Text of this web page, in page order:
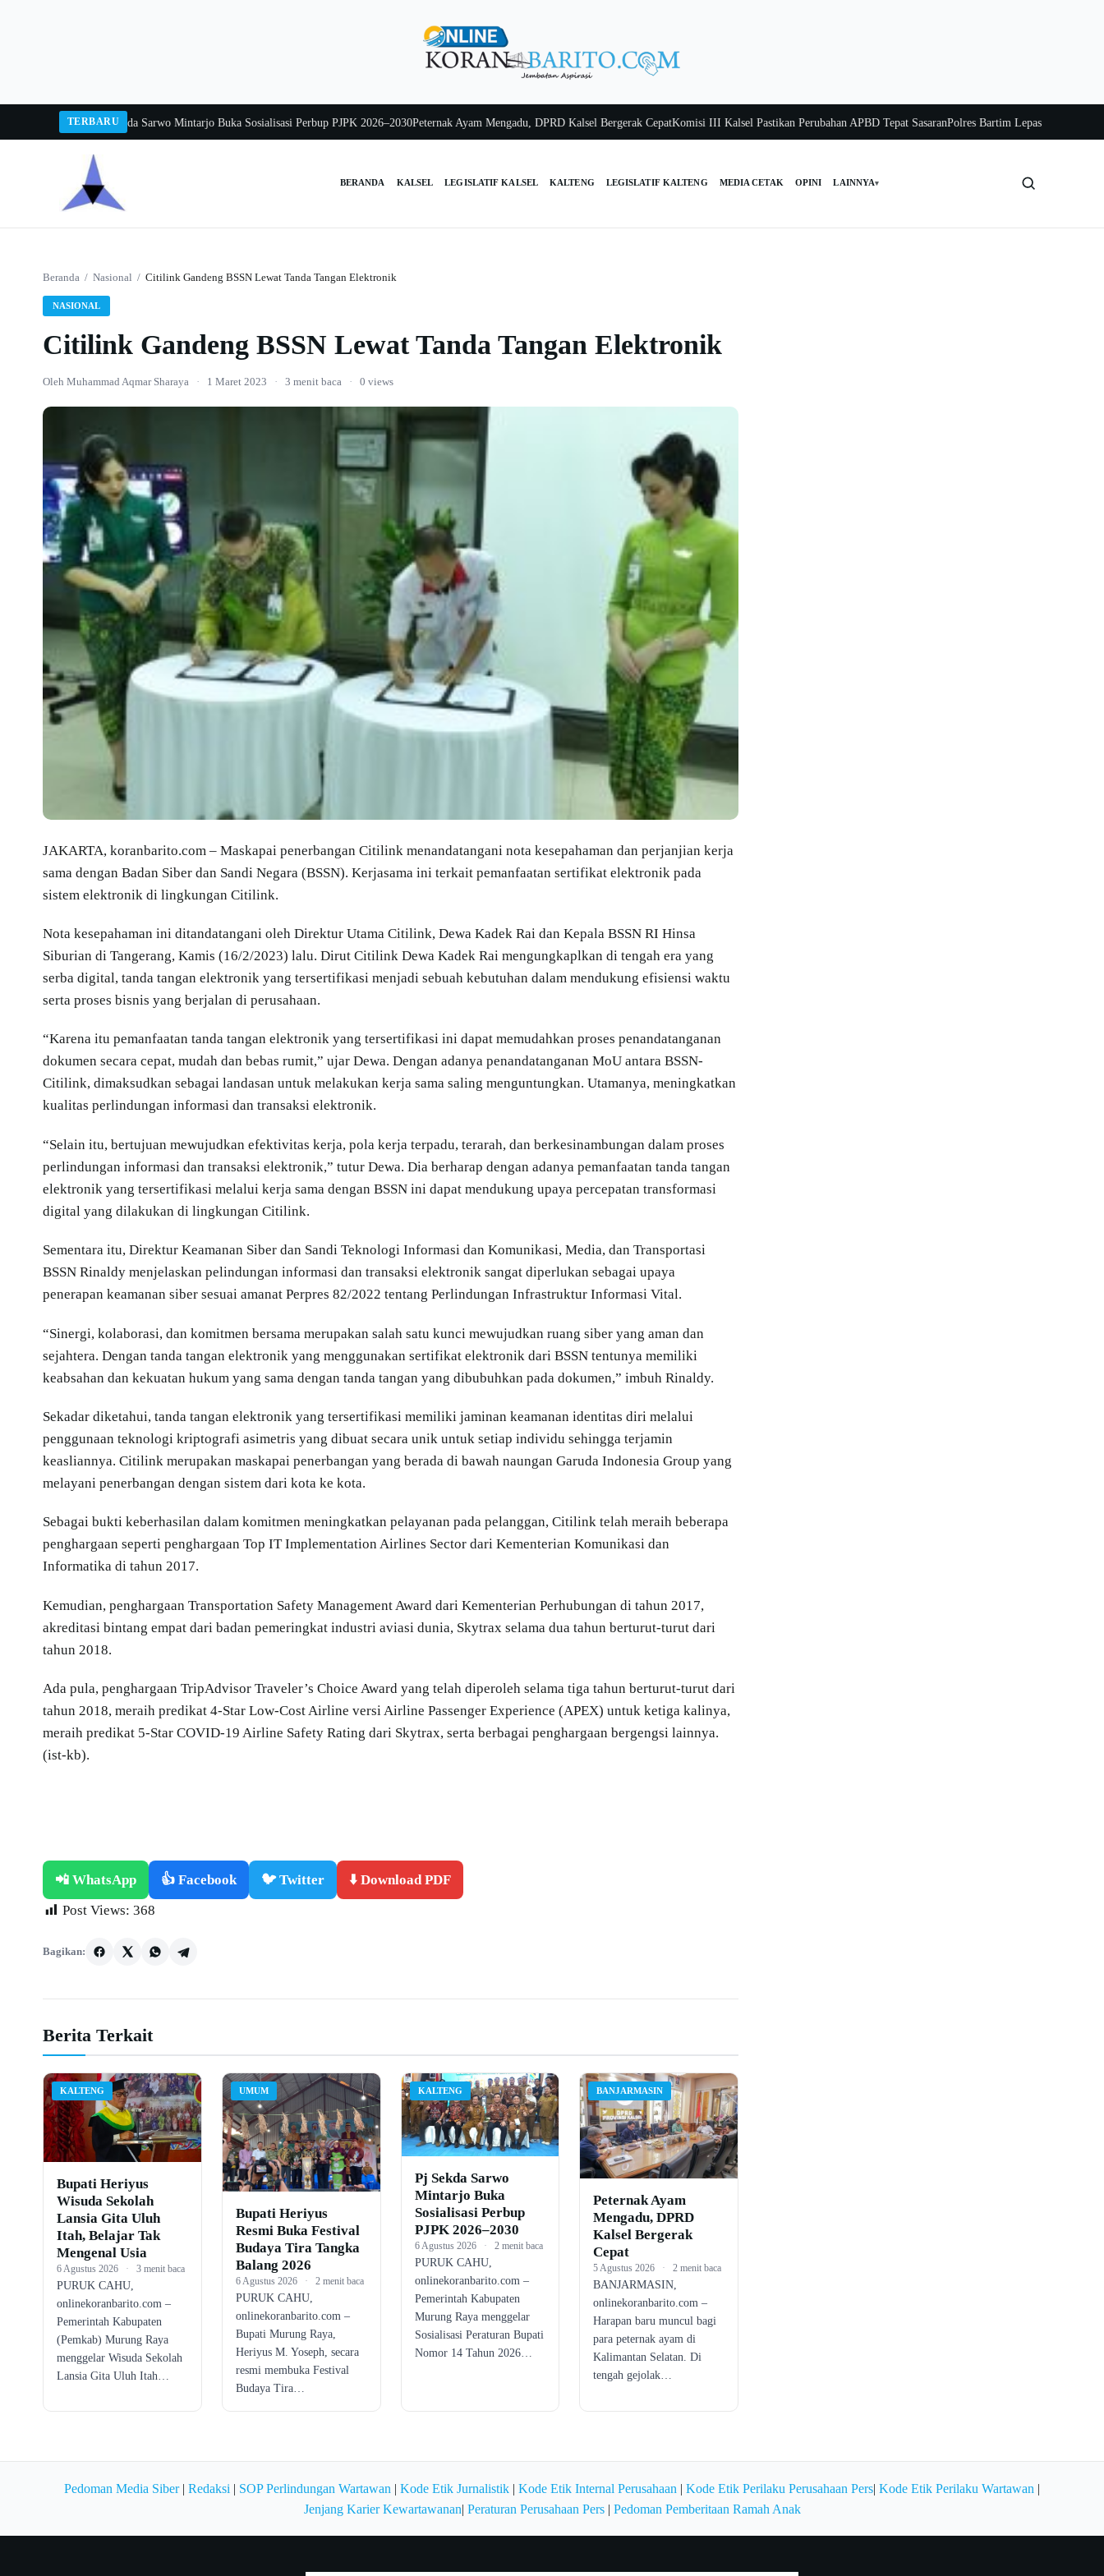
TERBARU
Pj Sekda Sarwo Mintarjo Buka Sosialisasi Perbup PJPK 2026–2030Peternak Ayam Mengadu, DPRD Kalsel Bergerak CepatKomisi III Kalsel Pastikan Perubahan APBD Tepat SasaranPolres Bartim Lepas Bakti Sosial untuk
BERANDA KALSEL LEGISLATIF KALSEL KALTENG LEGISLATIF KALTENG MEDIA CETAK OPINI LAINNYA▾
Beranda / Nasional / Citilink Gandeng BSSN Lewat Tanda Tangan Elektronik
NASIONAL
Citilink Gandeng BSSN Lewat Tanda Tangan Elektronik
Oleh Muhammad Aqmar Sharaya · 1 Maret 2023 · 3 menit baca · 0 views
JAKARTA, koranbarito.com – Maskapai penerbangan Citilink menandatangani nota kesepahaman dan perjanjian kerja
sama dengan Badan Siber dan Sandi Negara (BSSN). Kerjasama ini terkait pemanfaatan sertifikat elektronik pada
sistem elektronik di lingkungan Citilink.
Nota kesepahaman ini ditandatangani oleh Direktur Utama Citilink, Dewa Kadek Rai dan Kepala BSSN RI Hinsa
Siburian di Tangerang, Kamis (16/2/2023) lalu. Dirut Citilink Dewa Kadek Rai mengungkaplkan di tengah era yang
serba digital, tanda tangan elektronik yang tersertifikasi menjadi sebuah kebutuhan dalam mendukung efisiensi waktu
serta proses bisnis yang berjalan di perusahaan.
“Karena itu pemanfaatan tanda tangan elektronik yang tersertifikasi ini dapat memudahkan proses penandatanganan
dokumen secara cepat, mudah dan bebas rumit,” ujar Dewa. Dengan adanya penandatanganan MoU antara BSSN-
Citilink, dimaksudkan sebagai landasan untuk melakukan kerja sama saling menguntungkan. Utamanya, meningkatkan
kualitas perlindungan informasi dan transaksi elektronik.
“Selain itu, bertujuan mewujudkan efektivitas kerja, pola kerja terpadu, terarah, dan berkesinambungan dalam proses
perlindungan informasi dan transaksi elektronik,” tutur Dewa. Dia berharap dengan adanya pemanfaatan tanda tangan
elektronik yang tersertifikasi melalui kerja sama dengan BSSN ini dapat mendukung upaya percepatan transformasi
digital yang dilakukan di lingkungan Citilink.
Sementara itu, Direktur Keamanan Siber dan Sandi Teknologi Informasi dan Komunikasi, Media, dan Transportasi
BSSN Rinaldy menjelaskan pelindungan informasi dan transaksi elektronik sangat diperlukan sebagai upaya
penerapan keamanan siber sesuai amanat Perpres 82/2022 tentang Perlindungan Infrastruktur Informasi Vital.
“Sinergi, kolaborasi, dan komitmen bersama merupakan salah satu kunci mewujudkan ruang siber yang aman dan
sejahtera. Dengan tanda tangan elektronik yang menggunakan sertifikat elektronik dari BSSN tentunya memiliki
keabsahan dan kekuatan hukum yang sama dengan tanda tangan yang dibubuhkan pada dokumen,” imbuh Rinaldy.
Sekadar diketahui, tanda tangan elektronik yang tersertifikasi memiliki jaminan keamanan identitas diri melalui
penggunaan teknologi kriptografi asimetris yang dibuat secara unik untuk setiap individu sehingga terjamin
keasliannya. Citilink merupakan maskapai penerbangan yang berada di bawah naungan Garuda Indonesia Group yang
melayani penerbangan dengan sistem dari kota ke kota.
Sebagai bukti keberhasilan dalam komitmen meningkatkan pelayanan pada pelanggan, Citilink telah meraih beberapa
penghargaan seperti penghargaan Top IT Implementation Airlines Sector dari Kementerian Komunikasi dan
Informatika di tahun 2017.
Kemudian, penghargaan Transportation Safety Management Award dari Kementerian Perhubungan di tahun 2017,
akreditasi bintang empat dari badan pemeringkat industri aviasi dunia, Skytrax selama dua tahun berturut-turut dari
tahun 2018.
Ada pula, penghargaan TripAdvisor Traveler’s Choice Award yang telah diperoleh selama tiga tahun berturut-turut dari
tahun 2018, meraih predikat 4-Star Low-Cost Airline versi Airline Passenger Experience (APEX) untuk ketiga kalinya,
meraih predikat 5-Star COVID-19 Airline Safety Rating dari Skytrax, serta berbagai penghargaan bergengsi lainnya.
(ist-kb).
📲 WhatsApp 👍 Facebook 🐦 Twitter
⬇️ Download PDF
Post Views: 368
Bagikan:
Berita Terkait
KALTENG
Bupati Heriyus
Wisuda Sekolah
Lansia Gita Uluh
Itah, Belajar Tak
Mengenal Usia
6 Agustus 2026 · 3 menit baca
PURUK CAHU,
onlinekoranbarito.com –
Pemerintah Kabupaten
(Pemkab) Murung Raya
menggelar Wisuda Sekolah
Lansia Gita Uluh Itah…
UMUM
Bupati Heriyus
Resmi Buka Festival
Budaya Tira Tangka
Balang 2026
6 Agustus 2026 · 2 menit baca
PURUK CAHU,
onlinekoranbarito.com –
Bupati Murung Raya,
Heriyus M. Yoseph, secara
resmi membuka Festival
Budaya Tira…
KALTENG
Pj Sekda Sarwo
Mintarjo Buka
Sosialisasi Perbup
PJPK 2026–2030
6 Agustus 2026 · 2 menit baca
PURUK CAHU,
onlinekoranbarito.com –
Pemerintah Kabupaten
Murung Raya menggelar
Sosialisasi Peraturan Bupati
Nomor 14 Tahun 2026…
BANJARMASIN
Peternak Ayam
Mengadu, DPRD
Kalsel Bergerak
Cepat
5 Agustus 2026 · 2 menit baca
BANJARMASIN,
onlinekoranbarito.com –
Harapan baru muncul bagi
para peternak ayam di
Kalimantan Selatan. Di
tengah gejolak…
Pedoman Media Siber| Redaksi | SOP Perlindungan Wartawan | Kode Etik Jurnalistik | Kode Etik Internal Perusahaan | Kode Etik Perilaku Perusahaan Pers| Kode Etik Perilaku Wartawan |
Jenjang Karier Kewartawanan| Peraturan Perusahaan Pers| Pedoman Pemberitaan Ramah Anak